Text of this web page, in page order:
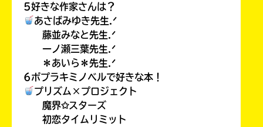
5好きな作家さんは？
あさばみゆき先生.ᐟ
藤並みなと先生.ᐟ
一ノ瀬三葉先生.ᐟ
＊あいら＊先生.ᐟ
6ポプラキミノベルで好きな本！
プリズム×プロジェクト
魔界✩スターズ
初恋タイムリミット